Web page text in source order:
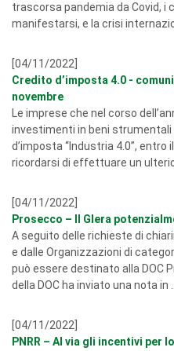
trascorsa pandemia da Covid,
manifestarsi, e la crisi
[04/11/2022]
Credito d’imposta 4.0 -
novembre
Le imprese che nel corso
investimenti in beni strumentali
d’imposta “Industria 4.0”,
ricordarsi di effettuare un
[04/11/2022]
Prosecco – Il Glera
A seguito delle richieste di
e dalle Organizzazioni di
può essere destinato alla DOC
della DOC ha inviato una nota in ...
[04/11/2022]
PNRR – Al via gli incentivi per